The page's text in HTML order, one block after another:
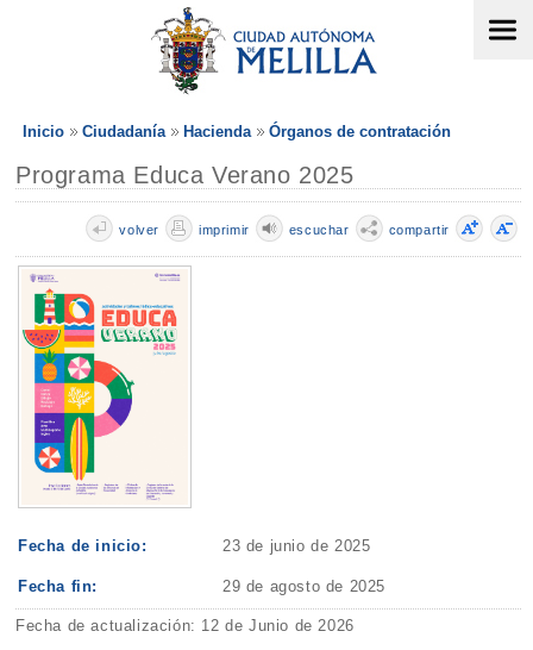
Inicio Ciudadanía Hacienda Órganos de contratación
Programa Educa Verano 2025
compartir
escuchar
imprimir
volver
Fecha de inicio: 23 de junio de 2025
Fecha fin: 29 de agosto de 2025
Fecha de actualización: 12 de Junio de 2026